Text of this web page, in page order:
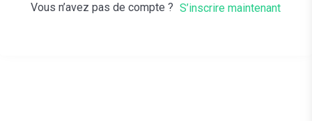
Vous n’avez pas de compte ? S’inscrire maintenant